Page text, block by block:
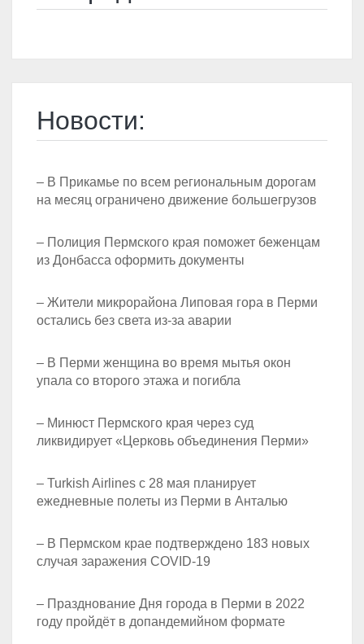
Новости:
– В Прикамье по всем региональным дорогам
на месяц ограничено движение большегрузов
– Полиция Пермского края поможет беженцам
из Донбасса оформить документы
– Жители микрорайона Липовая гора в Перми
остались без света из-за аварии
– В Перми женщина во время мытья окон
упала со второго этажа и погибла
– Минюст Пермского края через суд
ликвидирует «Церковь объединения Перми»
– Turkish Airlines с 28 мая планирует
ежедневные полеты из Перми в Анталью
– В Пермском крае подтверждено 183 новых
случая заражения COVID-19
– Празднование Дня города в Перми в 2022
году пройдёт в допандемийном формате